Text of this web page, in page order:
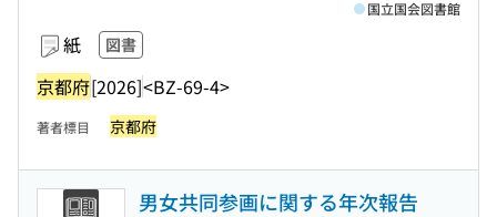
紙 図書
京都府[2026]<BZ-69-4>
国立国会図書館
著者標目 京都府
男女共同参画に関する年次報告